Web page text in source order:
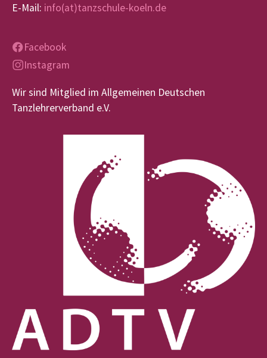
E-Mail: info(at)tanzschule-koeln.de
Facebook
Instagram
Wir sind Mitglied im Allgemeinen Deutschen
Tanzlehrerverband e.V.